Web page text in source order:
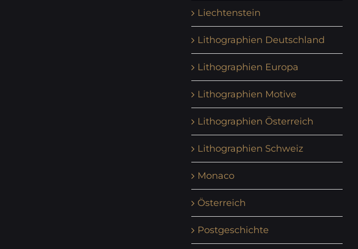
Liechtenstein
Lithographien Deutschland
Lithographien Europa
Lithographien Motive
Lithographien Österreich
Lithographien Schweiz
Monaco
Österreich
Postgeschichte